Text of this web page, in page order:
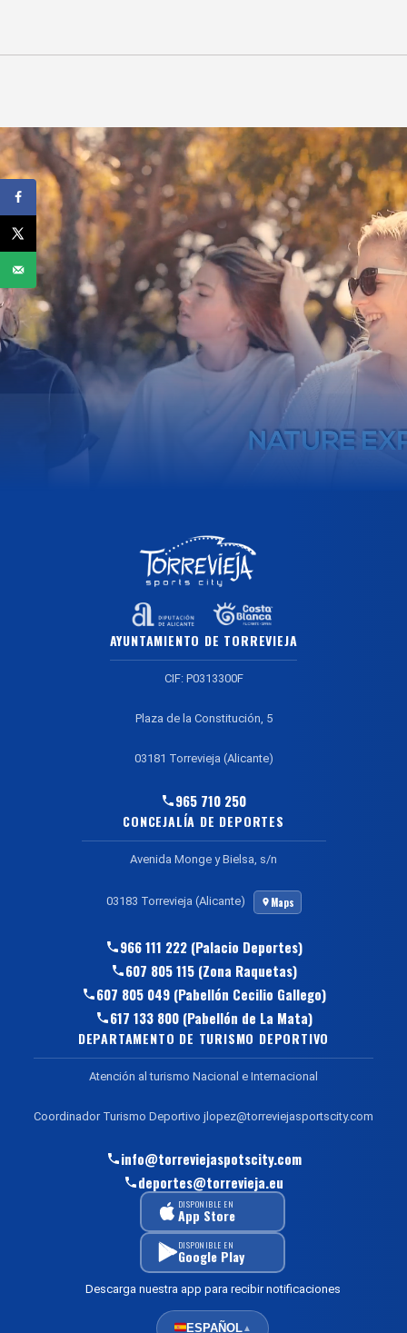
AYUNTAMIENTO DE TORREVIEJA
CIF: P0313300F
Plaza de la Constitución, 5
03181 Torrevieja (Alicante)
965 710 250
CONCEJALÍA DE DEPORTES
Avenida Monge y Bielsa, s/n
03183 Torrevieja (Alicante) Maps
966 111 222 (Palacio Deportes)
607 805 115 (Zona Raquetas)
607 805 049 (Pabellón Cecilio Gallego)
617 133 800 (Pabellón de La Mata)
DEPARTAMENTO DE TURISMO DEPORTIVO
Atención al turismo Nacional e Internacional
Coordinador Turismo Deportivo jlopez@torreviejasportscity.com
info@torreviejaspotscity.com
deportes@torrevieja.eu
DISPONIBLE EN
App Store
DISPONIBLE EN
Google Play
Descarga nuestra app para recibir notificaciones
ESPAÑOL▲